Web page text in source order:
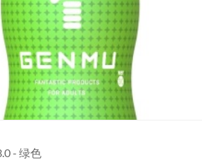
- 绿色